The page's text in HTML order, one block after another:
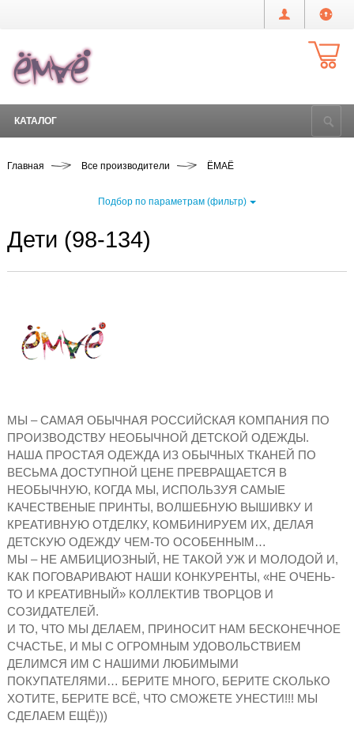
КАТАЛОГ
Главная Все производители ЁМАЁ
Подбор по параметрам (фильтр)
Дети (98-134)
МЫ – САМАЯ ОБЫЧНАЯ РОССИЙСКАЯ КОМПАНИЯ ПО
ПРОИЗВОДСТВУ НЕОБЫЧНОЙ ДЕТСКОЙ ОДЕЖДЫ.
НАША ПРОСТАЯ ОДЕЖДА ИЗ ОБЫЧНЫХ ТКАНЕЙ ПО
ВЕСЬМА ДОСТУПНОЙ ЦЕНЕ ПРЕВРАЩАЕТСЯ В
НЕОБЫЧНУЮ, КОГДА МЫ, ИСПОЛЬЗУЯ САМЫЕ
КАЧЕСТВЕНЫЕ ПРИНТЫ, ВОЛШЕБНУЮ ВЫШИВКУ И
КРЕАТИВНУЮ ОТДЕЛКУ, КОМБИНИРУЕМ ИХ, ДЕЛАЯ
ДЕТСКУЮ ОДЕЖДУ ЧЕМ-ТО ОСОБЕННЫМ…
МЫ – НЕ АМБИЦИОЗНЫЙ, НЕ ТАКОЙ УЖ И МОЛОДОЙ И,
КАК ПОГОВАРИВАЮТ НАШИ КОНКУРЕНТЫ, «НЕ ОЧЕНЬ-
ТО И КРЕАТИВНЫЙ» КОЛЛЕКТИВ ТВОРЦОВ И
СОЗИДАТЕЛЕЙ.
И ТО, ЧТО МЫ ДЕЛАЕМ, ПРИНОСИТ НАМ БЕСКОНЕЧНОЕ
СЧАСТЬЕ, И МЫ С ОГРОМНЫМ УДОВОЛЬСТВИЕМ
ДЕЛИМСЯ ИМ С НАШИМИ ЛЮБИМЫМИ
ПОКУПАТЕЛЯМИ… БЕРИТЕ МНОГО, БЕРИТЕ СКОЛЬКО
ХОТИТЕ, БЕРИТЕ ВСЁ, ЧТО СМОЖЕТЕ УНЕСТИ!!! МЫ
СДЕЛАЕМ ЕЩЁ)))